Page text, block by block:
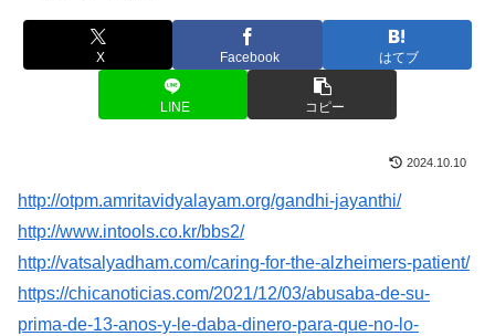
X Facebook はてブ
LINE コピー
2024.10.10
http://otpm.amritavidyalayam.org/gandhi-jayanthi/
http://www.intools.co.kr/bbs2/
http://vatsalyadham.com/caring-for-the-alzheimers-patient/
https://chicanoticias.com/2021/12/03/abusaba-de-su-
prima-de-13-anos-y-le-daba-dinero-para-que-no-lo-